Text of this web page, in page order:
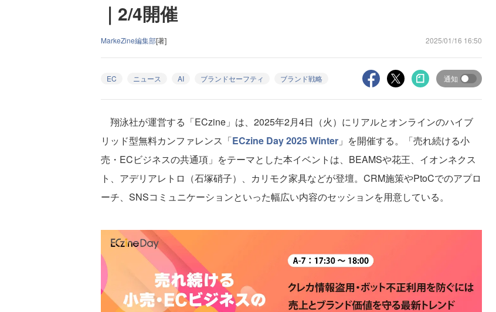
｜2/4開催
MarkeZine編集部[著] 2025/01/16 16:50
EC ニュース AI ブランドセーフティ ブランド戦略 通知
翔泳社が運営する「ECzine」は、2025年2月4日（火）にリアルとオンラインのハイブ
リッド型無料カンファレンス「ECzine Day 2025 Winter 」を開催する。「売れ続ける小
売・ECビジネスの共通項」をテーマとした本イベントは、BEAMSや花王、イオンネクス
ト、アデリアレトロ（石塚硝子）、カリモク家具などが登壇。CRM施策やPtoCでのアプロ
ーチ、SNSコミュニケーションといった幅広い内容のセッションを用意している。